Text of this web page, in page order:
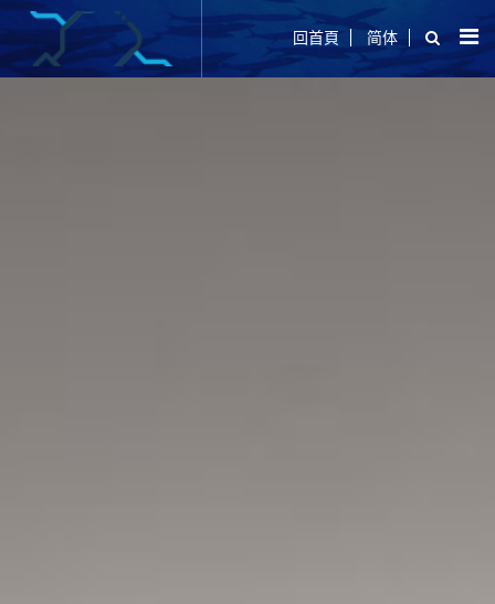
回首頁 简体